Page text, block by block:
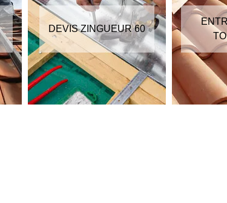
DEVIS ZINGUEUR 60